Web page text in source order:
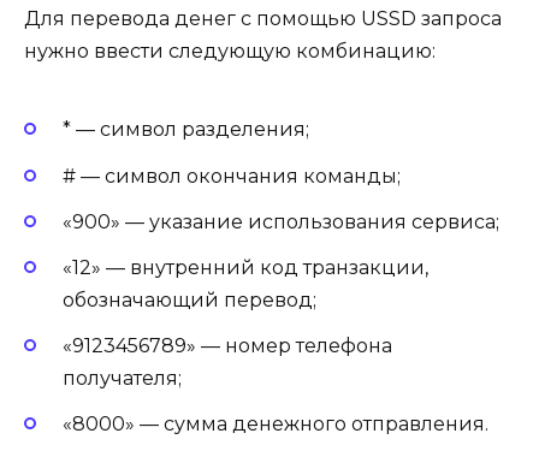
Для перевода денег с помощью USSD запроса
нужно ввести следующую комбинацию:
* — символ разделения;
# — символ окончания команды;
«900» — указание использования сервиса;
«12» — внутренний код транзакции,
обозначающий перевод;
«9123456789» — номер телефона
получателя;
«8000» — сумма денежного отправления.